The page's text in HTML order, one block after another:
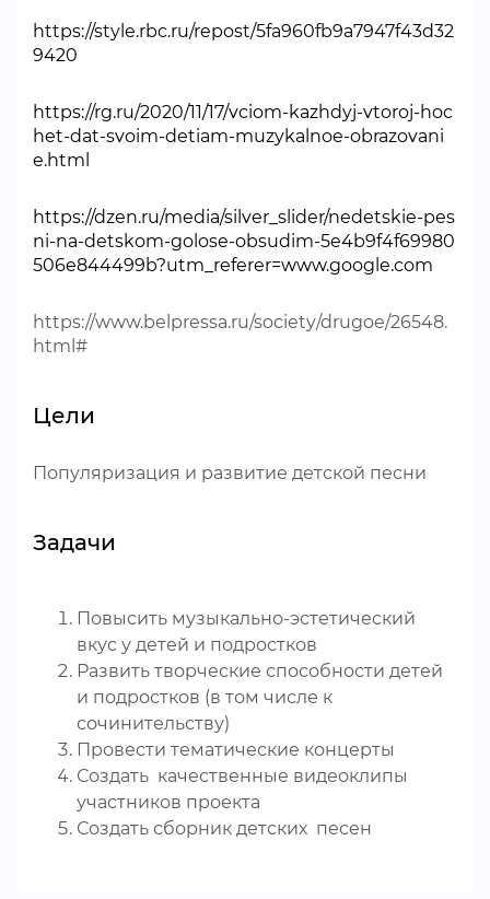
https://style.rbc.ru/repost/5fa960fb9a7947f43d32
9420
https://rg.ru/2020/11/17/vciom-kazhdyj-vtoroj-hoc
het-dat-svoim-detiam-muzykalnoe-obrazovani
e.html
https://dzen.ru/media/silver_slider/nedetskie-pes
ni-na-detskom-golose-obsudim-5e4b9f4f69980
506e844499b?utm_referer=www.google.com
https://www.belpressa.ru/society/drugoe/26548.
html#
Цели
Популяризация и развитие детской песни
Задачи
Повысить музыкально-эстетический
вкус у детей и подростков
Развить творческие способности детей
и подростков (в том числе к
сочинительству)
Провести тематические концерты
Создать качественные видеоклипы
участников проекта
Создать сборник детских песен